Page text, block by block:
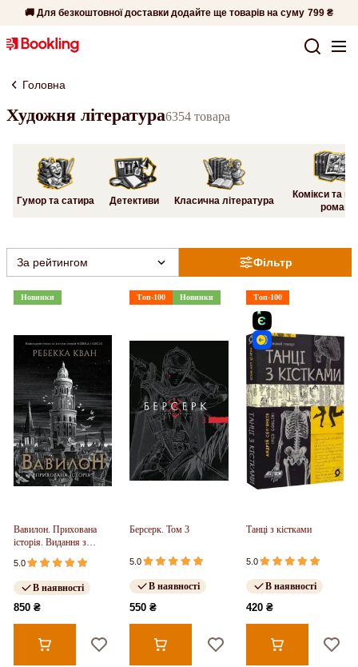
🚚 Для безкоштовної доставки додайте ще товарів на суму 799 ₴
Головна
Художня література6354 товара
Гумор та сатира Детективи Класична література
Комікси та
романи
Фільтр
За рейтингом
Новинки
Вавилон. Прихована
історія. Видання з
ілюстрованим зрізом
(у)
5.0
В наявності
850 ₴
Топ-100 Новинки
Берсерк. Том 3
5.0
В наявності
550 ₴
Топ-100
Танці з кістками
5.0
В наявності
420 ₴